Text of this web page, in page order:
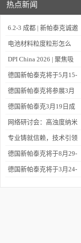
热点新闻
6.2-3 成都 | 新帕泰克诚邀
您相约CPI西南制药工业
大会
电池材料粒度粒形怎么
测？德国新帕泰克邀您共
赴CIBF2026
DPI China 2026 | 聚焦吸
入制剂前沿，共探技术创
新之路
德国新帕泰克将于5月15-
17日参加深圳CIBF电池
展
德国新帕泰克将参展3月
20-21日成都CPI制药工业
大会
德国新帕泰克3月19日成
都粒度与粒形分析研讨会
诚邀参与
网络研讨会：高浊度纳米
颗粒分散体系中的粒度分
析
专业铸就信赖，技术引领
未来——新帕泰克中国20
周年
德国新帕泰克将于8月29-
31日参加Formnext 2023
德国新帕泰克将于3月24-